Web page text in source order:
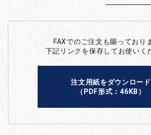
FAXでのご注文も賜っており
下記リンクを保存してお使いく
注文用紙をダウンロード
（PDF形式：46KB）